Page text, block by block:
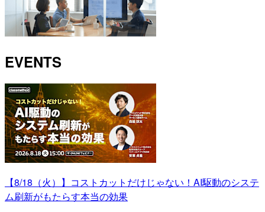
EVENTS
【8/18（火）】コストカットだけじゃない！AI駆動のシステ
ム刷新がもたらす本当の効果